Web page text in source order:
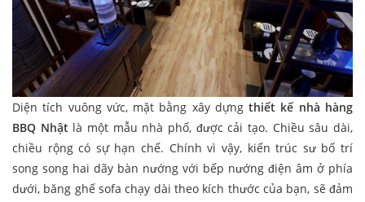
Diện tích vuông vức, mặt bằng xây dựngthiết kế nhà hàng
BBQ Nhật là một mẫu nhà phố, được cải tạo. Chiều sâu dài,
chiều rộng có sự hạn chế. Chính vì vậy, kiến trúc sư bố trí
song song hai dãy bàn nướng với bếp nướng điện âm ở phía
dưới, băng ghế sofa chạy dài theo kích thước của bạn, sẽ đảm